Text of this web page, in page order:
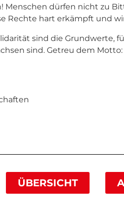
Menschen dürfen nicht zu
Rechte hart erkämpft und
sind die Grundwerte,
sind. Getreu dem Motto:
ÜBERSICHT